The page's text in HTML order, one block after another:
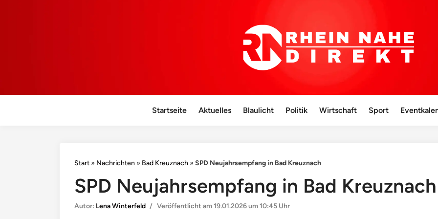
Startseite Aktuelles Blaulicht Politik Wirtschaft Sport
Start » Nachrichten » Bad Kreuznach »SPD Neujahrsempfang in Bad Kreuznach
SPD Neujahrsempfang in Bad Kreuznach
Autor: Lena Winterfeld / Veröffentlicht am19.01.2026 um 10:45 Uhr